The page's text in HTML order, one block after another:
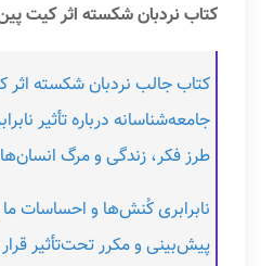
کتاب نردبان شکسته اثر کیت
کتاب جالب نردبان شکسته
جامعه‌شناسانه درباره تأثیر
طرز فکر، زندگی و مرگ
نابرابری کُنش‌ها و احساسات ما
پیش‌بینی و مکرر تحت‌تأثیر